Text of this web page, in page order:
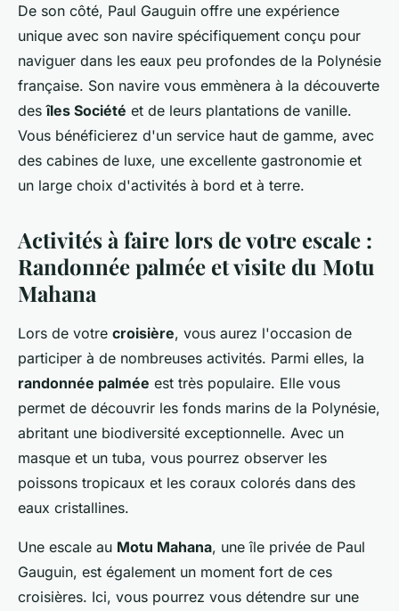
De son côté, Paul Gauguin offre une expérience
unique avec son navire spécifiquement conçu pour
naviguer dans les eaux peu profondes de la Polynésie
française. Son navire vous emmènera à la découverte
desîles Société et de leurs plantations de vanille.
Vous bénéficierez d'un service haut de gamme, avec
des cabines de luxe, une excellente gastronomie et
un large choix d'activités à bord et à terre.
Activités à faire lors de votre escale :
Randonnée palmée et visite du Motu
Mahana
Lors de votre croisière, vous aurez l'occasion de
participer à de nombreuses activités. Parmi elles, la
randonnée palmée est très populaire. Elle vous
permet de découvrir les fonds marins de la Polynésie,
abritant une biodiversité exceptionnelle. Avec un
masque et un tuba, vous pourrez observer les
poissons tropicaux et les coraux colorés dans des
eaux cristallines.
Une escale au Motu Mahana, une île privée de Paul
Gauguin, est également un moment fort de ces
croisières. Ici, vous pourrez vous détendre sur une